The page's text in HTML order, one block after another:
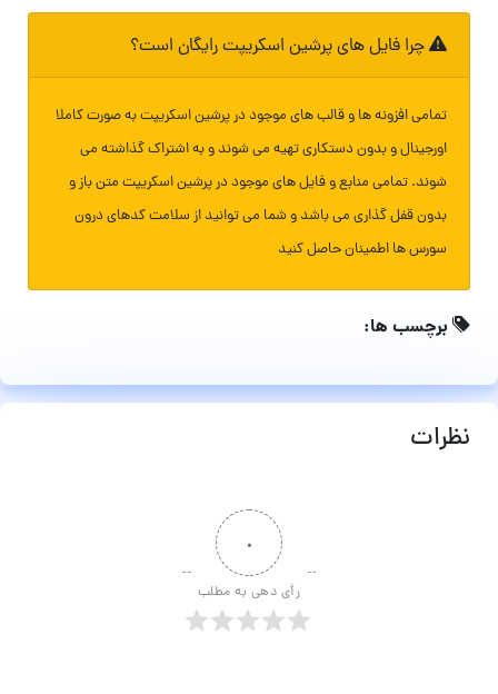
چرا فایل های پرشین اسکریپت رایگان است؟
تمامی افزونه ها و قالب های موجود در پرشین اسکریپت به صورت کاملا
اورجینال و بدون دستکاری تهیه می شوند و به اشتراک گذاشته می
شوند. تمامی منابع و فایل های موجود در پرشین اسکریپت متن باز و
بدون قفل گذاری می باشد و شما می توانید از سلامت کدهای درون
سورس ها اطمینان حاصل کنید
برچسب ها:
نظرات
۰
رأی دهی به مطلب